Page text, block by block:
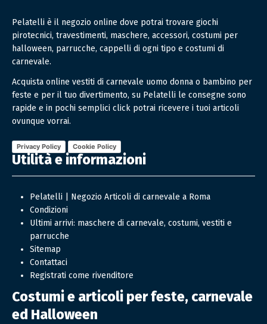
Pelatelli è il negozio online dove potrai trovare giochi
pirotecnici, travestimenti, maschere, accessori, costumi per
halloween, parrucche, cappelli di ogni tipo e costumi di
carnevale.
Acquista online vestiti di carnevale uomo donna o bambino per
feste e per il tuo divertimento, su Pelatelli le consegne sono
rapide e in pochi semplici click potrai ricevere i tuoi articoli
ovunque vorrai.
Privacy Policy Cookie Policy
Utilità e informazioni
Pelatelli | Negozio Articoli di carnevale a Roma
Condizioni
Ultimi arrivi: maschere di carnevale, costumi, vestiti e
parrucche
Sitemap
Contattaci
Registrati come rivenditore
Costumi e articoli per feste, carnevale
ed Halloween